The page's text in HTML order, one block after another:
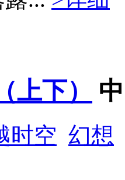
上下）
时空 幻想